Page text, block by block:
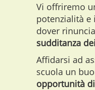
Vi offriremo
potenzialità e
dover
sudditanza
Affidarsi ad
scuola un
opportunità